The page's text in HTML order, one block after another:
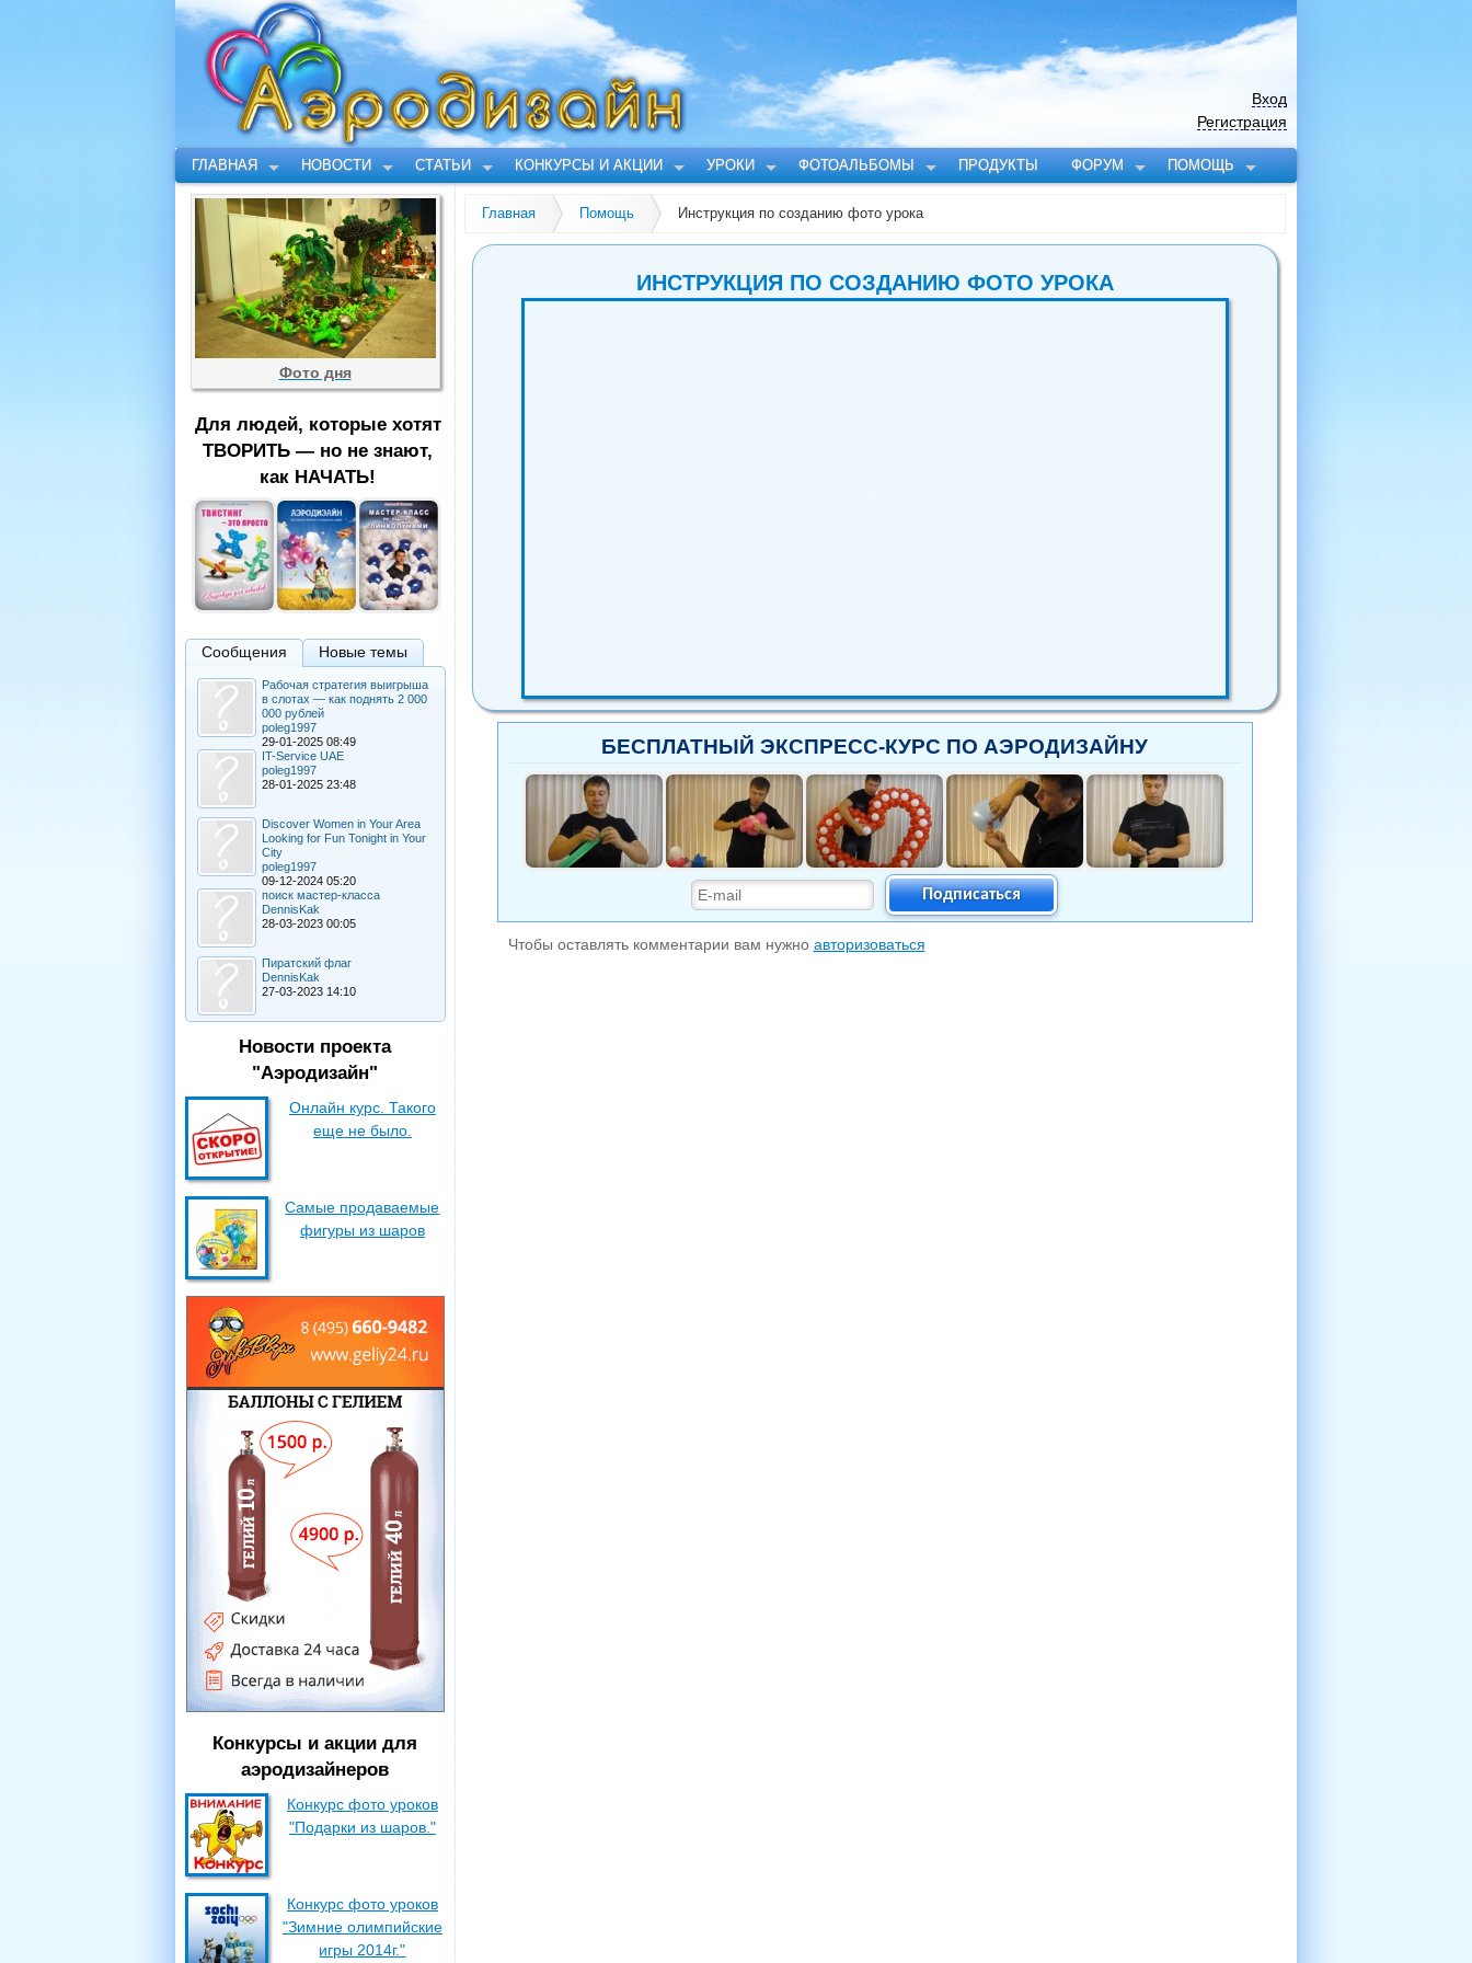
ГЛАВНАЯ НОВОСТИ СТАТЬИ КОНКУРСЫ И АКЦИИ УРОКИ ФОТОАЛЬБОМЫ ПРОДУКТЫ ФОРУМ ПОМОЩЬ
Вход
Регистрация
Фото дня
Для людей, которые хотят
ТВОРИТЬ — но не знают,
как НАЧАТЬ!
Сообщения Новые темы
Рабочая стратегия выигрыша
в слотах — как поднять 2 000
000 рублей
poleg1997
29-01-2025 08:49
IT-Service UAE
poleg1997
28-01-2025 23:48
Discover Women in Your Area
Looking for Fun Tonight in Your
City
poleg1997
09-12-2024 05:20
поиск мастер-класса
DennisKak
28-03-2023 00:05
Пиратский флаг
DennisKak
27-03-2023 14:10
Новости проекта
"Аэродизайн"
Онлайн курс. Такого
еще не было.
Самые продаваемые
фигуры из шаров
Конкурсы и акции для
аэродизайнеров
Конкурс фото уроков
"Подарки из шаров."
Конкурс фото уроков
"Зимние олимпийские
игры 2014г."
Главная Помощь Инструкция по созданию фото урока
ИНСТРУКЦИЯ ПО СОЗДАНИЮ ФОТО УРОКА
БЕСПЛАТНЫЙ ЭКСПРЕСС-КУРС ПО АЭРОДИЗАЙНУ
Подписаться
Чтобы оставлять комментарии вам нужно авторизоваться